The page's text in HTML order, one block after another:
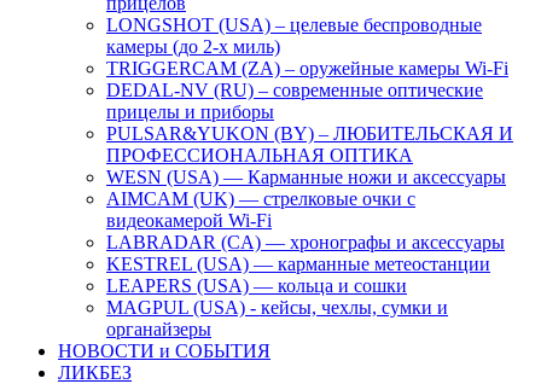
LONGSHOT (USA) – целевые беспроводные
камеры (до 2-х миль)
TRIGGERCAM (ZA) – оружейные камеры Wi-Fi
DEDAL-NV (RU) – современные оптические
прицелы и приборы
PULSAR&YUKON (BY) – ЛЮБИТЕЛЬСКАЯ И
ПРОФЕССИОНАЛЬНАЯ ОПТИКА
WESN (USA) — Карманные ножи и аксессуары
AIMCAM (UK) — стрелковые очки с
видеокамерой Wi-Fi
LABRADAR (CA) — хронографы и аксессуары
KESTREL (USA) — карманные метеостанции
LEAPERS (USA) — кольца и сошки
MAGPUL (USA) - кейсы, чехлы, сумки и
органайзеры
НОВОСТИ и СОБЫТИЯ
ЛИКБЕЗ